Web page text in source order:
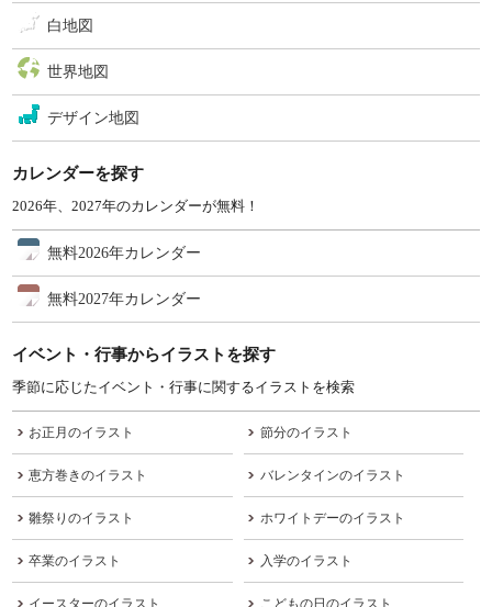
白地図
世界地図
デザイン地図
カレンダーを探す
2026年、2027年のカレンダーが無料！
無料2026年カレンダー
無料2027年カレンダー
イベント・行事からイラストを探す
季節に応じたイベント・行事に関するイラストを検索
お正月のイラスト 節分のイラスト
恵方巻きのイラスト バレンタインのイラスト
雛祭りのイラスト ホワイトデーのイラスト
卒業のイラスト 入学のイラスト
イースターのイラスト こどもの日のイラスト